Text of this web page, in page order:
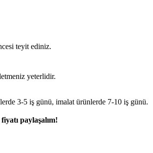
teyit ediniz.
yeterlidir.
3-5 iş günü, imalat ürünlerde 7-10 iş günü.
paylaşalım!